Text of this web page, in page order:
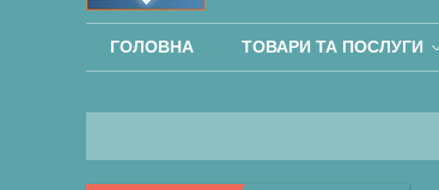
ГОЛОВНА ТОВАРИ ТА ПОСЛУГИ